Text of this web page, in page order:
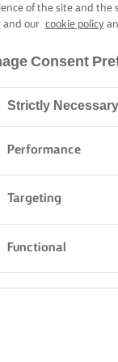
of the site and the
and our cookie policy
Consent
Strictly Necessary
Performance
Targeting
Functional